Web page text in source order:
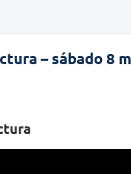
– sábado 8